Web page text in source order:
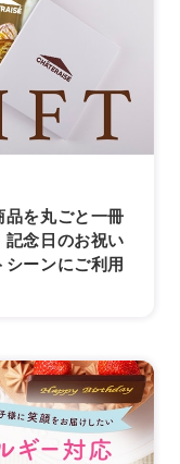
品を丸ごと一冊
記念日のお祝い
ーンにご利用